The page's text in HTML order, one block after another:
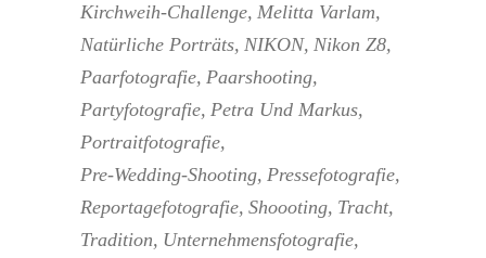
Kirchweih-Challenge Melitta Varlam
Natürliche Porträts NIKON Nikon Z8
Paarfotografie Paarshooting
Partyfotografie Petra Und Markus
Portraitfotografie
Pre-Wedding-Shooting Pressefotografie
Reportagefotografie Shoooting Tracht
Tradition Unternehmensfotografie